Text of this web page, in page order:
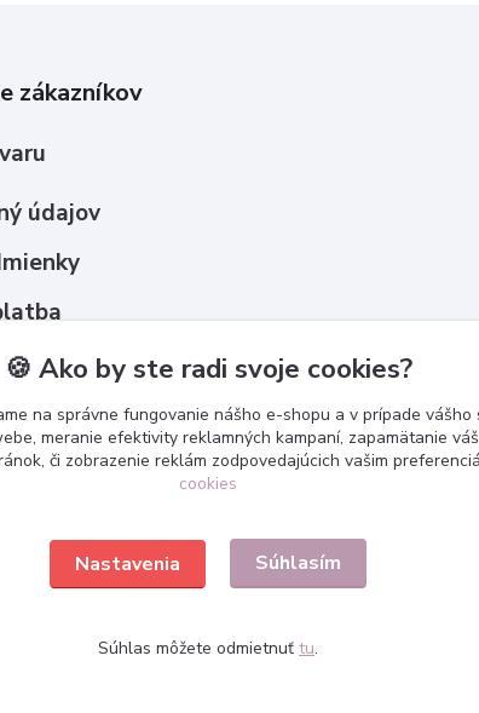
zákazníkov
údajov
?
🍪 Ako by ste radi svoje cookies?
na správne fungovanie nášho e-shopu a v prípade vášho
meranie efektivity reklamných kampaní, zapamätanie
či zobrazenie reklám zodpovedajúcich vašim
cookies
Nastavenia Súhlasím
Súhlas môžete odmietnuť tu.